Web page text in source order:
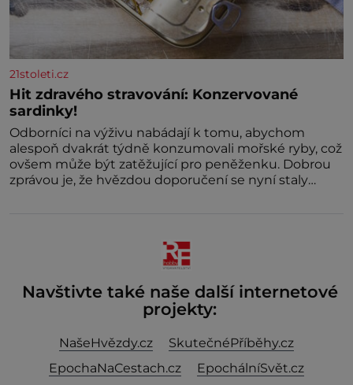
21stoleti.cz
Hit zdravého stravování: Konzervované
sardinky!
Odborníci na výživu nabádají k tomu, abychom
alespoň dvakrát týdně konzumovali mořské ryby, což
ovšem může být zatěžující pro peněženku. Dobrou
zprávou je, že hvězdou doporučení se nyní staly
Navštivte také naše další internetové
projekty:
NašeHvězdy.cz
SkutečnéPříběhy.cz
EpochaNaCestach.cz
EpochálníSvět.cz